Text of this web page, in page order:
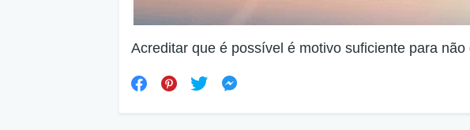
Acreditar que é possível é motivo suficiente para não